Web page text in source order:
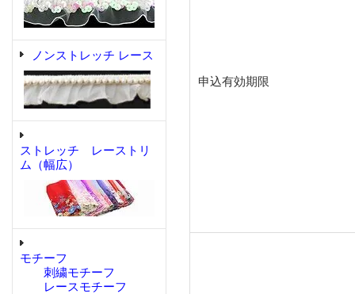
ノンストレッチ レース
ストレッチ レーストリ
ム（幅広）
モチーフ
刺繍モチーフ
レースモチーフ
申込有効期限